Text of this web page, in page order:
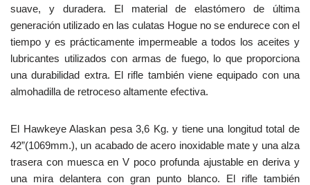
suave, y duradera. El material de elastómero de última
generación utilizado en las culatas Hogue no se endurece con el
tiempo y es prácticamente impermeable a todos los aceites y
lubricantes utilizados con armas de fuego, lo que proporciona
una durabilidad extra. El rifle también viene equipado con una
almohadilla de retroceso altamente efectiva.
El Hawkeye Alaskan pesa 3,6 Kg. y tiene una longitud total de
42”(1069mm.), un acabado de acero inoxidable mate y una alza
trasera con muesca en V poco profunda ajustable en deriva y
una mira delantera con gran punto blanco. El rifle también